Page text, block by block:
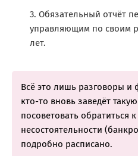
Обязательный отчёт
управляющим по своим
лет.
Всё это лишь разговоры и
кто-то вновь заведёт
посоветовать обратиться
несостоятельности
подробно расписано.